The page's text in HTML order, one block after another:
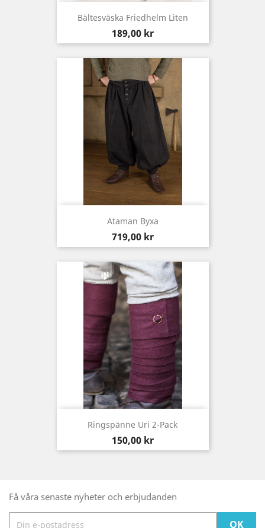
Bältesväska Friedhelm Liten
Pris
189,00 kr
Ataman Byxa
Pris
719,00 kr
Ringspänne Uri 2-Pack
Pris
150,00 kr
Få våra senaste nyheter och erbjudanden